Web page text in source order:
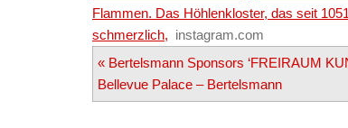
Flammen. Das Höhlenkloster, das seit
schmerzlich, instagram.com
Post
navigation
« Bertelsmann Sponsors ‘FREIRAUM
Bellevue Palace – Bertelsmann